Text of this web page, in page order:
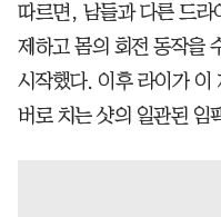
따르면, 남들과 다른 드라
제하고 몸의 회전 동작을
시작했다. 이후 라이가 이
버로 치는 샷의 일관된 임